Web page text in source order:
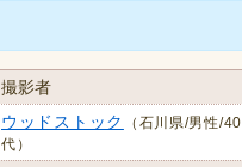
撮影者
ウッドストック
（石川県/男性/40
代）